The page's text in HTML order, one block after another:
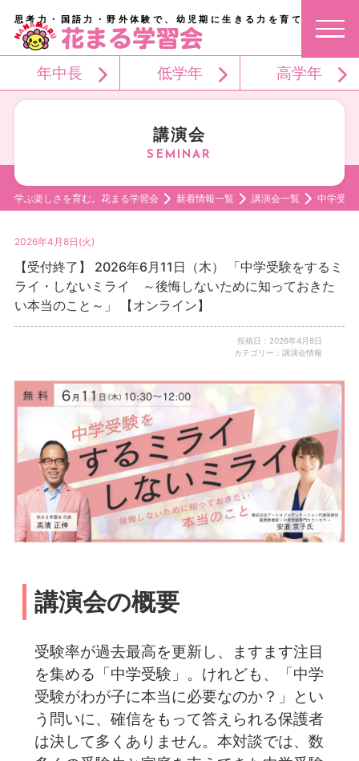
思考力・国語力・野外体験で、幼児期に生きる力を育てる。
年中長 低学年 高学年
講演会
学ぶ楽しさを育む。花まる学習会 新着情報一覧 講演会一覧 中学受
2026年4月8日(火)
【受付終了】 2026年6月11日（木） 「中学受験をするミ
ライ・しないミライ ～後悔しないために知っておきた
い本当のこと～」 【オンライン】
投稿日：2026年4月8日
カテゴリー：講演会情報
講演会の概要
受験率が過去最高を更新し、ますます注目
を集める「中学受験」。けれども、「中学
受験がわが子に本当に必要なのか？」とい
う問いに、確信をもって答えられる保護者
は決して多くありません。本対談では、数